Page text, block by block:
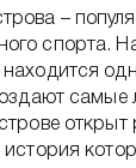
–
спорта.
находится
самые
открыт